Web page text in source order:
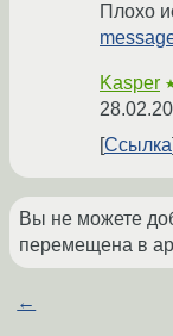
Плохо
Kasper
Ссылка
Вы не можете
перемещена в
←